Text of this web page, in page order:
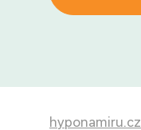
hyponamiru.cz